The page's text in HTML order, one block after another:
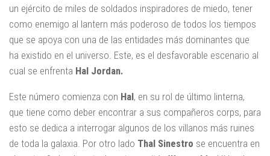
un ejército de miles de soldados inspiradores de miedo, tener
como enemigo al lantern más poderoso de todos los tiempos
que se apoya con una de las entidades más dominantes que
ha existido en el universo. Este, es el desfavorable escenario al
cual se enfrenta Hal Jordan.
Este número comienza con Hal, en su rol de último linterna,
que tiene como deber encontrar a sus compañeros corps, para
esto se dedica a interrogar algunos de los villanos más ruines
de toda la galaxia. Por otro lado Thal Sinestro se encuentra en